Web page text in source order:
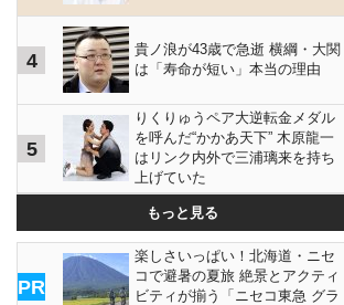
4
貴ノ浪が43歳で急逝 横綱・大関
は「寿命が短い」本当の理由
5
りくりゅうペア大逆転金メダル
を呼んだ“かかあ天下” 木原龍一
はリンク内外で三浦璃来を持ち
上げていた
もっと見る
PR
楽しさいっぱい！北海道・ニセ
コで避暑の夏旅 絶景とアクティ
ビティが揃う「ニセコ東急 グラ